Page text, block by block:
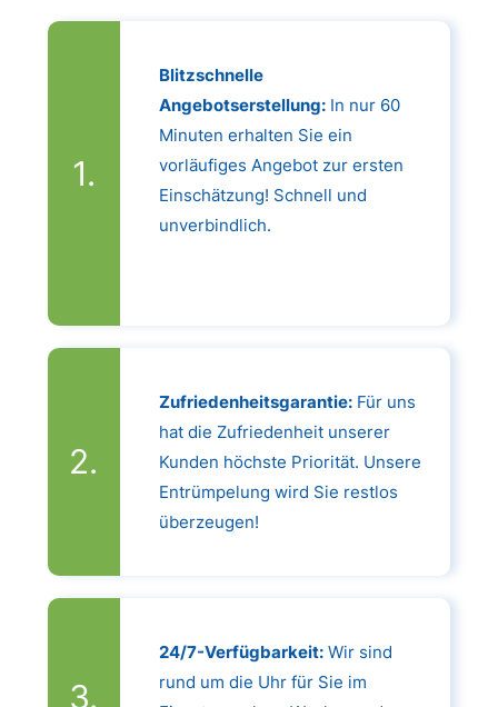
Blitzschnelle
Angebotserstellung:In nur 60
Minuten erhalten Sie ein
vorläufiges Angebot zur ersten
Einschätzung! Schnell und
unverbindlich.
Zufriedenheitsgarantie:Für uns
hat die Zufriedenheit unserer
Kunden höchste Priorität. Unsere
Entrümpelung wird Sie restlos
überzeugen!
24/7-Verfügbarkeit:Wir sind
rund um die Uhr für Sie im